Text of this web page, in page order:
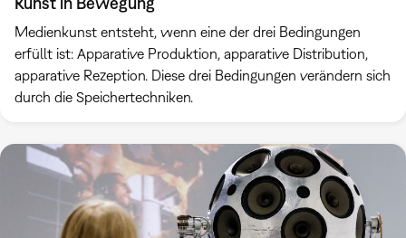
Medienkunst entsteht, wenn eine der drei Bedingungen
erfüllt ist: Apparative Produktion, apparative Distribution,
apparative Rezeption. Diese drei Bedingungen verändern sich
durch die Speichertechniken.